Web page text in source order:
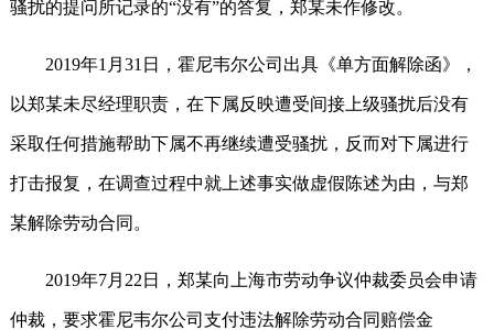
骚扰的提问所记录的“没有”的答复，郑某未作修改。
2019年1月31日，霍尼韦尔公司出具《单方面解除函》，
以郑某未尽经理职责，在下属反映遭受间接上级骚扰后没有
采取任何措施帮助下属不再继续遭受骚扰，反而对下属进行
打击报复，在调查过程中就上述事实做虚假陈述为由，与郑
某解除劳动合同。
2019年7月22日，郑某向上海市劳动争议仲裁委员会申请
仲裁，要求霍尼韦尔公司支付违法解除劳动合同赔偿金